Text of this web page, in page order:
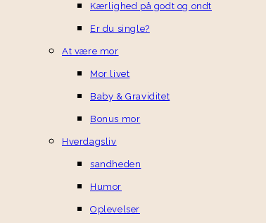
Kærlighed på godt og ondt
Er du single?
At være mor
Mor livet
Baby & Graviditet
Bonus mor
Hverdagsliv
sandheden
Humor
Oplevelser